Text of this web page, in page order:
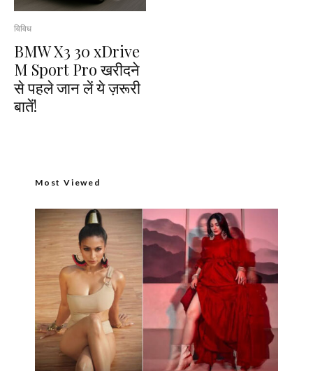
विविध
BMW X3 30 xDrive
M Sport Pro खरीदने
से पहले जान लें ये ज़रूरी
बातें!
Most Viewed